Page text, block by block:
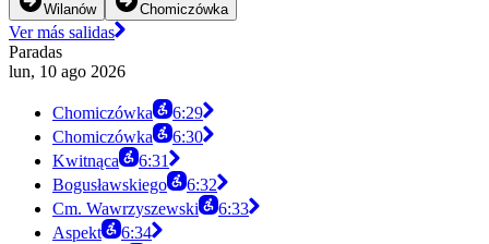
Wilanów Chomiczówka
Ver más salidas
Paradas
lun, 10 ago 2026
Chomiczówka
6:29
Chomiczówka
6:30
Kwitnąca
6:31
Bogusławskiego
6:32
Cm. Wawrzyszewski
6:33
Aspekt
6:34